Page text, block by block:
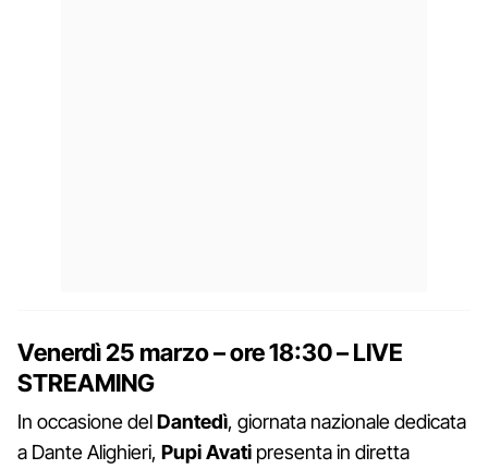
Venerdì 25 marzo–ore18:30 –LIVE
STREAMING
In occasione delDantedì, giornata nazionale dedicata
a Dante Alighieri, Pupi Avati presenta in diretta